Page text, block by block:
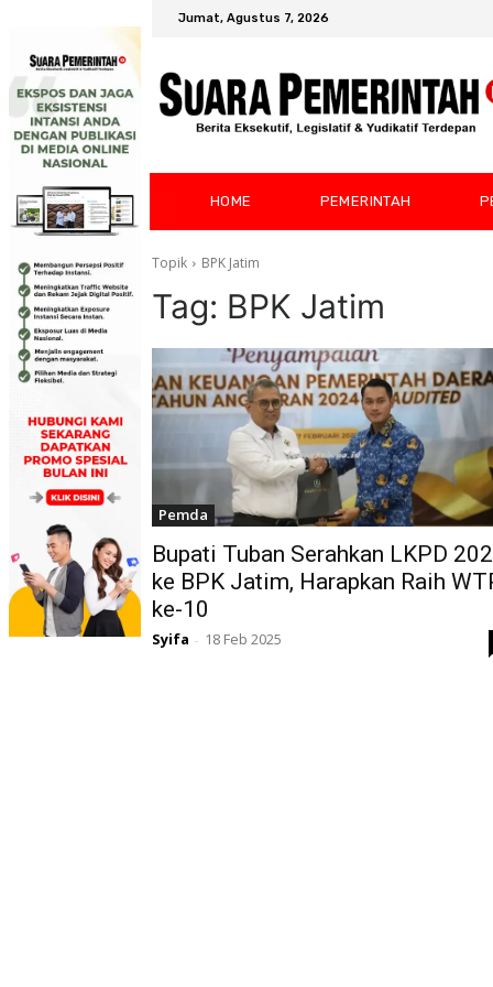
Jumat, Agustus 7, 2026
HOME PEMERINTAH
Topik BPK Jatim
Tag: BPK Jatim
Pemda
Bupati Tuban Serahkan LKPD
ke BPK Jatim, Harapkan Raih
ke-10
Syifa - 18 Feb 2025